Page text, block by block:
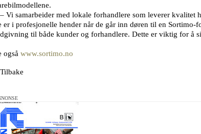
Vi samarbeider med lokale forhandlere som leverer
er i profesjonelle hender når de går inn døren til en Sortimo-
til både kunder og forhandlere. Dette er viktig for å
også www.sortimo.no